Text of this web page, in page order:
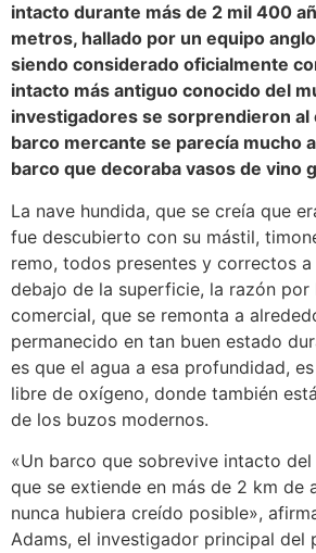
intacto durante más de 2 mil 400
metros, hallado por un equipo
siendo considerado oficialmente
intacto más antiguo conocido del
investigadores se sorprendieron
barco mercante se parecía mucho
barco que decoraba vasos de vino
La nave hundida, que se creía que
fue descubierto con su mástil,
remo, todos presentes y correctos
debajo de la superficie, la razón por
comercial, que se remonta a
permanecido en tan buen estado
es que el agua a esa profundidad,
libre de oxígeno, donde también
de los buzos modernos.
«Un barco que sobrevive intacto
que se extiende en más de 2 km de
nunca hubiera creído posible»,
Adams, el investigador principal del